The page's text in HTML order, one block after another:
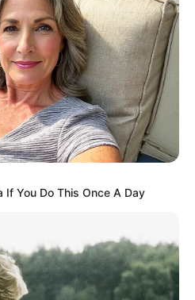
If You Do This Once A Day